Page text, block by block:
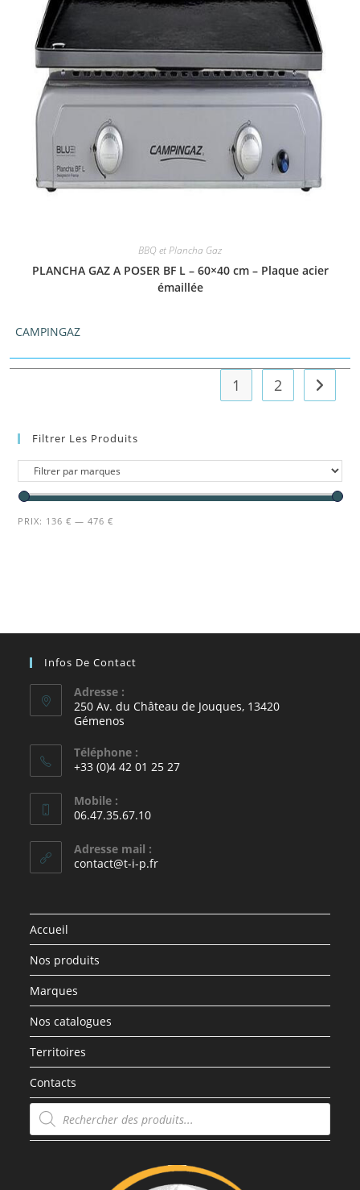
BBQ et Plancha Gaz
PLANCHA GAZ A POSER BF L – 60×40 cm – Plaque acier
émaillée
CAMPINGAZ
1 2
Filtrer Les Produits
PRIX: 136 € —476 €
Infos De Contact
Adresse :
250 Av. du Château de Jouques, 13420
Gémenos
Téléphone :
+33 (0)4 42 01 25 27
Mobile :
06.47.35.67.10
Adresse mail :
contact@t-i-p.fr
Accueil
Nos produits
Marques
Nos catalogues
Territoires
Contacts
Recherche
de
produits